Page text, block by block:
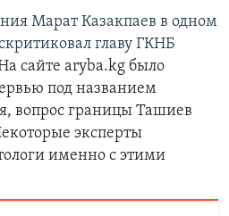
Марат Казакпаев в одном
главу ГКНБ
сайте aryba.kg было
под названием
вопрос границы Ташиев
эксперты
именно с этими